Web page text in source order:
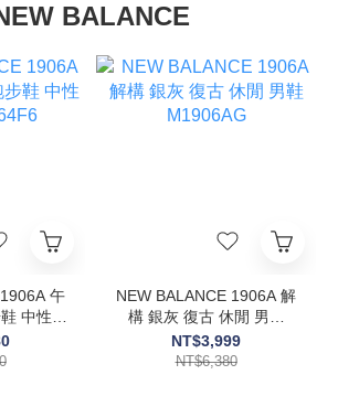
BALANCE
午
中性鞋
NEW BALANCE 1906A 解
構 銀灰 復古 休閒 男鞋
M1906AG
NT$3,999
NT$6,380